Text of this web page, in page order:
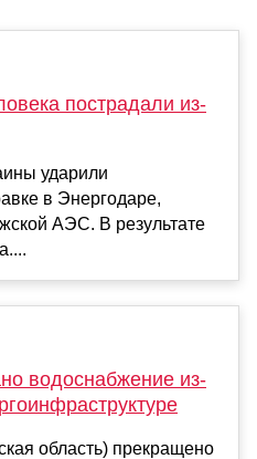
пострадали из-
ударили
в Энергодаре,
АЭС. В результате
водоснабжение из-
область) прекращено